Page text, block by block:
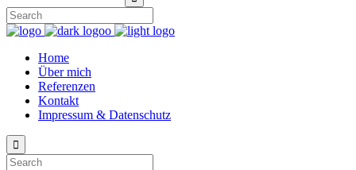
Home
Über mich
Referenzen
Kontakt
Impressum & Datenschutz